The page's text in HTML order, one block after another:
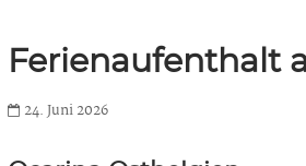
Ferienaufenthalt
24. Juni 2026